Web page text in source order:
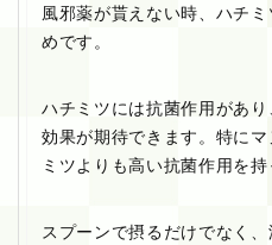
風邪薬が貰えない時、ハチ
めです。
ハチミツには抗菌作用があ
効果が期待できます。特に
ミツよりも高い抗菌作用を持
スプーンで摂るだけでなく